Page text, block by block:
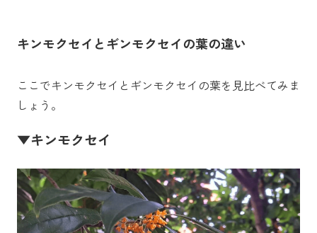
キンモクセイとギンモクセイの葉の違い
ここでキンモクセイとギンモクセイの葉を見比べてみま
しょう。
▼キンモクセイ